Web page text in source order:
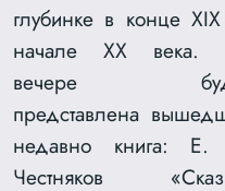
глубинке в конце
начале XX века.
вечере
представлена
недавно книга:
Честняков